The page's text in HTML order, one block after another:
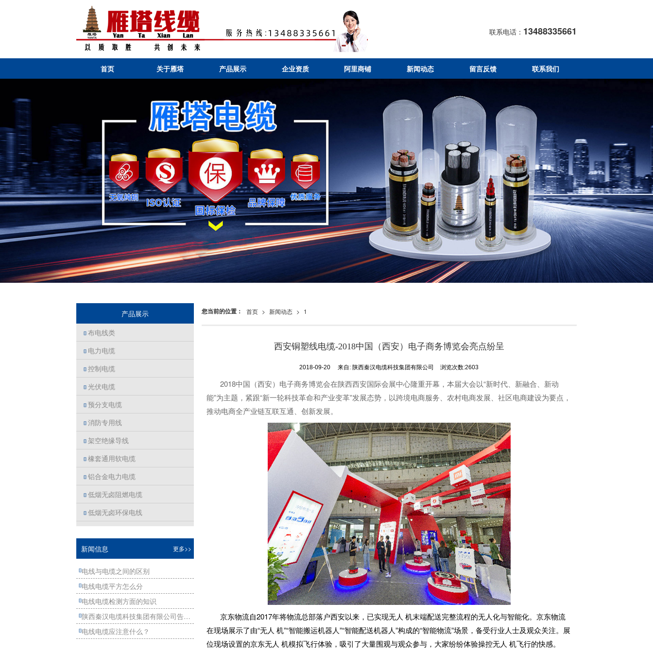
联系电话： 13488335661
首页 关于雁塔 产品展示 企业资质 阿里商铺 新闻动态 留言反馈 联系我们
您当前的位置： 首页 > 新闻动态 > 1
西安铜塑线电缆-2018中国（西安）电子商务博览会亮点纷呈
2018-09-20 来自: 陕西秦汉电缆科技集团有限公司 浏览次数:2603
2018中国（西安）电子商务博览会在陕西西安国际会展中心隆重开幕，本届大会以“新时代、新融合、新动
能”为主题，紧跟“新一轮科技革命和产业变革”发展态势，以跨境电商服务、农村电商发展、社区电商建设为要点，
推动电商全产业链互联互通、创新发展。
京东物流自2017年将物流总部落户西安以来，已实现无人 机末端配送完整流程的无人化与智能化。京东物流
在现场展示了由“无人 机”“智能搬运机器人”“智能配送机器人”构成的“智能物流”场景，备受行业人士及观众关注。展
位现场设置的京东无人 机模拟飞行体验，吸引了大量围观与观众参与，大家纷纷体验操控无人 机飞行的快感。
产品展示
 布电线类
 电力电缆
 控制电缆
 光伏电缆
 预分支电缆
 消防专用线
 架空绝缘导线
 橡套通用软电缆
 铝合金电力电缆
 低烟无卤阻燃电缆
 低烟无卤环保电线
更多>>
新闻信息
 电线与电缆之间的区别
 电线电缆平方怎么分
 电线电缆检测方面的知识
 陕西秦汉电缆科技集团有限公司告诉你电缆受潮进水的原因及危害
 电线电缆应注意什么？